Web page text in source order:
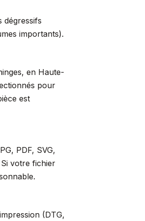
dégressifs
importants).
en Haute-
pour
est
PDF, SVG,
votre fichier
(DTG,